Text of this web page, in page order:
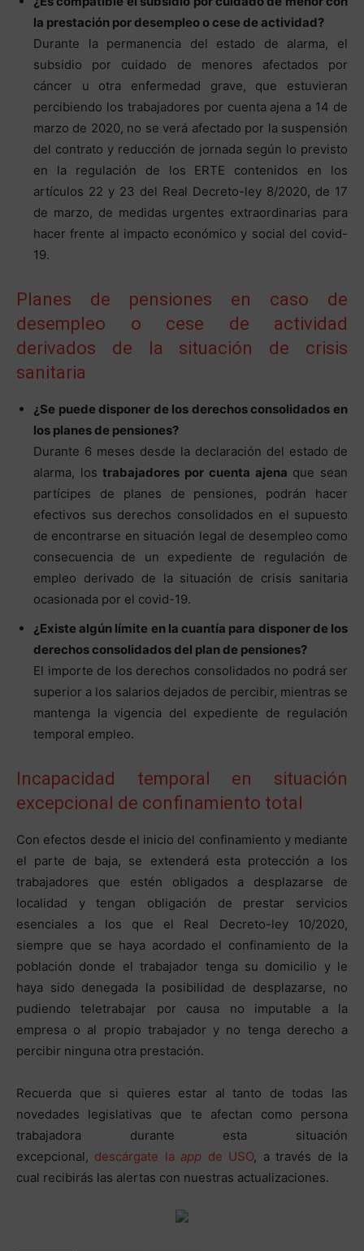
la prestación por desempleo o cese de actividad?
Durante la permanencia del estado de alarma, el
subsidio por cuidado de menores afectados por
cáncer u otra enfermedad grave, que estuvieran
percibiendo los trabajadores por cuenta ajena a 14 de
marzo de 2020, no se verá afectado por la suspensión
del contrato y reducción de jornada según lo previsto
en la regulación de los ERTE contenidos en los
artículos 22 y 23 del Real Decreto-ley 8/2020, de 17
de marzo, de medidas urgentes extraordinarias para
hacer frente al impacto económico y social del covid-
19.
Planes de pensiones en caso de
desempleo o cese de actividad
derivados de la situación de crisis
sanitaria
¿Se puede disponer de los derechos consolidados en
los planes de pensiones?
Durante 6 meses desde la declaración del estado de
alarma, lostrabajadores por cuenta ajena que sean
partícipes de planes de pensiones, podrán hacer
efectivos sus derechos consolidados en el supuesto
de encontrarse en situación legal de desempleo como
consecuencia de un expediente de regulación de
empleo derivado de la situación de crisis sanitaria
ocasionada por el covid-19.
¿Existe algún límite en la cuantía para disponer de los
derechos consolidados del plan de pensiones?
El importe de los derechos consolidados no podrá ser
superior a los salarios dejados de percibir, mientras se
mantenga la vigencia del expediente de regulación
temporal empleo.
Incapacidad temporal en situación
excepcional de confinamiento total
Con efectos desde el inicio del confinamiento y mediante
el parte de baja, se extenderá esta protección a los
trabajadores que estén obligados a desplazarse de
localidad y tengan obligación de prestar servicios
esenciales a los que el Real Decreto-ley 10/2020,
siempre que se haya acordado el confinamiento de la
población donde el trabajador tenga su domicilio y le
haya sido denegada la posibilidad de desplazarse, no
pudiendo teletrabajar por causa no imputable a la
empresa o al propio trabajador y no tenga derecho a
percibir ninguna otra prestación.
Recuerda que si quieres estar al tanto de todas las
novedades legislativas que te afectan como persona
trabajadora durante esta situación
excepcional, descárgate laapp de USO, a través de la
cual recibirás las alertas con nuestras actualizaciones.